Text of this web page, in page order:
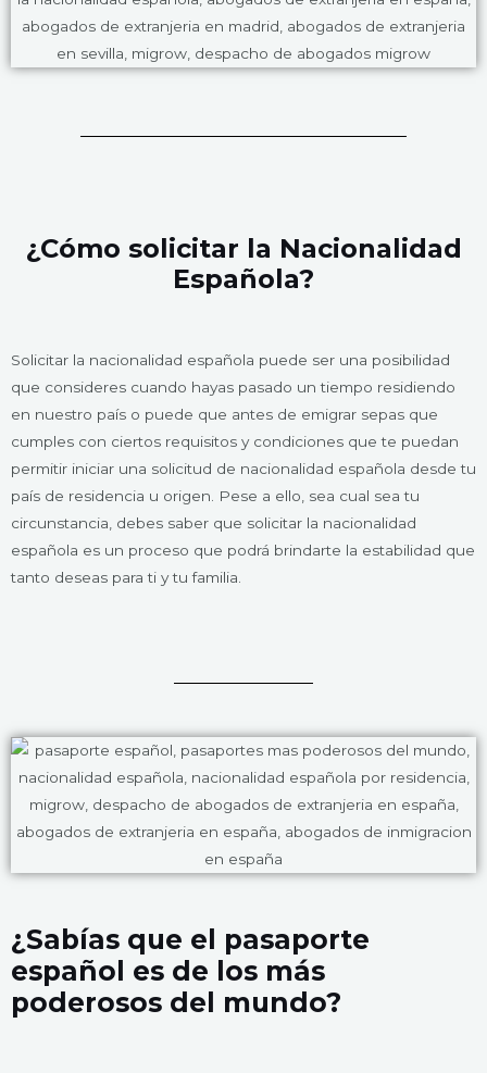
¿Cómo solicitar la Nacionalidad
Española?​
Solicitar la nacionalidad española puede ser una posibilidad
que consideres cuando hayas pasado un tiempo residiendo
en nuestro país o puede que antes de emigrar sepas que
cumples con ciertos requisitos y condiciones que te puedan
permitir iniciar una solicitud de nacionalidad española desde tu
país de residencia u origen. Pese a ello, sea cual sea tu
circunstancia, debes saber que solicitar la nacionalidad
española es un proceso que podrá brindarte la estabilidad que
tanto deseas para ti y tu familia.
¿Sabías que el pasaporte
español es de los más
poderosos del mundo?